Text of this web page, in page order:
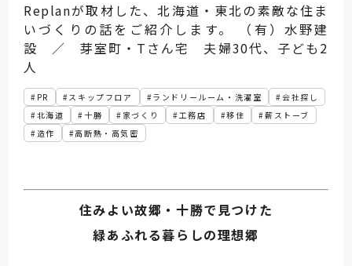
PR スキップフロア ランドリールーム・洗濯室
会社探し
北海道
十勝 家づくり 工務店 移住
薪ストーブ
造作
高断熱・高気密
Replanが取材した、北海道・東北の素敵な住ま
いづくりの話をご紹介します。 （有）水野建
設 ／ 芽室町・Tさん宅 夫婦30代、子ども2
人
住みよい故郷・十勝で見つけた
緑あふれる暮らしの理想郷